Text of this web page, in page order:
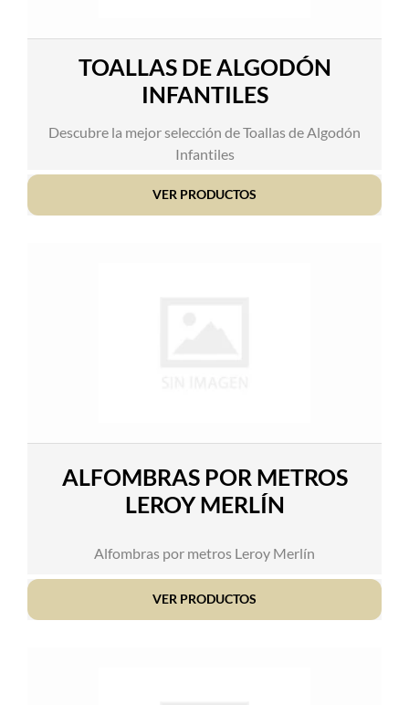
TOALLAS DE ALGODÓN
INFANTILES
Descubre la mejor selección de Toallas de Algodón
Infantiles
VER PRODUCTOS
ALFOMBRAS POR METROS
LEROY MERLÍN
Alfombras por metros Leroy Merlín
VER PRODUCTOS